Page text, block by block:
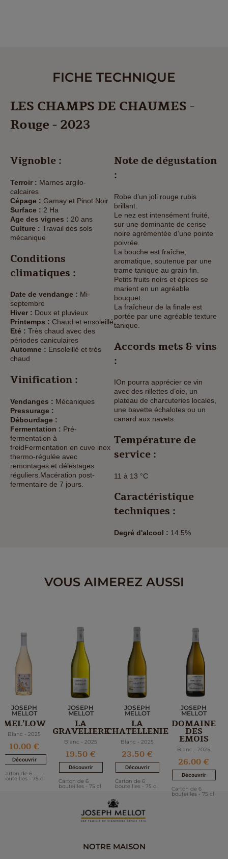
FICHE TECHNIQUE
LES CHAMPS DE CHAUMES -
Rouge - 2023
Vignoble :
Terroir : Marnes argilo-
calcaires
Cépage : Gamay et Pinot Noir
Surface : 2 Ha
Age des vignes : 20 ans
Culture : Travail des sols
mécanique
Conditions
climatiques :
Date de vendange : Mi-
septembre
Hiver : Doux et pluvieux
Printemps : Chaud et ensoleillé
Eté : Très chaud avec des
périodes caniculaires
Automne : Ensoleillé et très
chaud
Vinification :
Vendanges : Mécaniques
Pressurage :
Débourdage :
Fermentation : Pré-
fermentation à
froidFermentation en cuve inox
thermo-régulée avec
remontages et délestages
réguliers.Macération post-
fermentaire de 7 jours.
Note de dégustation
:
Robe d’un joli rouge rubis
brillant.
Le nez est intensément fruité,
sur une dominante de cerise
noire agrémentée d’une pointe
poivrée.
La bouche est fraîche,
aromatique, soutenue par une
trame tanique au grain fin.
Petits fruits noirs et épices se
marient en un agréable
bouquet.
La fraîcheur de la finale est
portée par une agréable texture
tanique.
Accords mets & vins
:
IOn pourra apprécier ce vin
avec des rillettes d’oie, un
plateau de charcuteries locales,
une bavette échalotes ou un
canard aux navets.
Température de
service :
11 à 13 °C
Caractéristique
techniques :
Degré d'alcool : 14.5%
VOUS AIMEREZ AUSSI
JOSEPH
MELLOT
MEL’LOW
Blanc - 2025
10.00 €
Découvrir
Carton de 6
bouteilles - 75 cl
JOSEPH
MELLOT
LA
GRAVELIERE
Blanc - 2025
19.50 €
Découvrir
Carton de 6
bouteilles - 75 cl
JOSEPH
MELLOT
LA
CHATELLENIE
Blanc - 2025
23.50 €
Découvrir
Carton de 6
bouteilles - 75 cl
JOSEPH
MELLOT
DOMAINE
DES
EMOIS
Blanc - 2025
26.00 €
Découvrir
Carton de 6
bouteilles - 75 cl
NOTRE MAISON